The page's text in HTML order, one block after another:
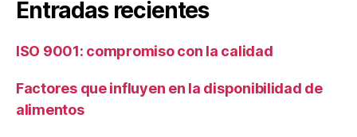
Entradas recientes
ISO 9001: compromiso con la calidad
Factores que influyen en la disponibilidad de
alimentos